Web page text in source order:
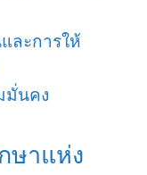
ละการให้
มั่นคง
ษาแห่ง